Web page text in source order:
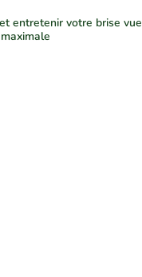
entretenir votre brise vue